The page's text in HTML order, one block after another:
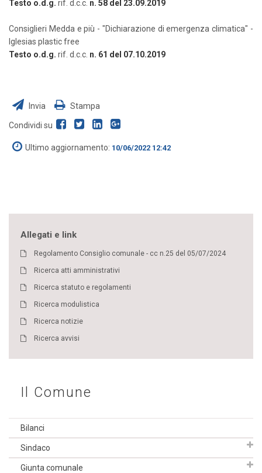
Testo o.d.g. rif. d.c.c. n. 58 del 23.09.2019
Consiglieri Medda e più - "Dichiarazione di emergenza climatica" -
Iglesias plastic free
Testo o.d.g. rif. d.c.c. n. 61 del 07.10.2019
Invia Stampa
Condividi su
Ultimo aggiornamento: 10/06/2022 12:42
Allegati e link
Regolamento Consiglio comunale - cc n.25 del 05/07/2024
Ricerca atti amministrativi
Ricerca statuto e regolamenti
Ricerca modulistica
Ricerca notizie
Ricerca avvisi
Il Comune
Bilanci
Sindaco
Giunta comunale